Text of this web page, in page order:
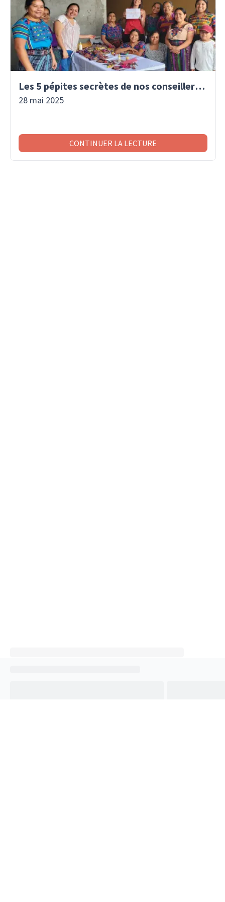
Les 5 pépites secrètes de nos conseillers voyage
28 mai 2025
CONTINUER LA LECTURE